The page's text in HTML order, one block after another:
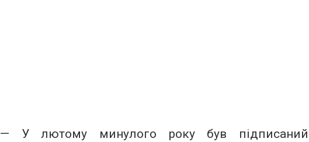
— У лютому минулого року був підписаний